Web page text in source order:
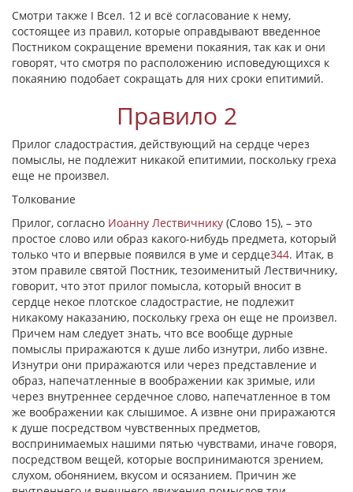
Смотри также I Всел. 12 и всё согласование к нему,
состоящее из правил, которые оправдывают введенное
Постником сокращение времени покаяния, так как и они
говорят, что смотря по расположению исповедующихся к
покаянию подобает сокращать для них сроки епитимий.
Правило 2
Прилог сладострастия, действующий на сердце через
помыслы, не подлежит никакой епитимии, поскольку греха
еще не произвел.
Толкование
Прилог, согласно Иоанну Лествичнику (Слово 15), – это
простое слово или образ какого-нибудь предмета, который
только что и впервые появился в уме и сердце344. Итак, в
этом правиле святой Постник, тезоименитый Лествичнику,
говорит, что этот прилог помысла, который вносит в
сердце некое плотское сладострастие, не подлежит
никакому наказанию, поскольку греха он еще не произвел.
Причем нам следует знать, что все вообще дурные
помыслы приражаются к душе либо изнутри, либо извне.
Изнутри они приражаются или через представление и
образ, напечатленные в воображении как зримые, или
через внутреннее сердечное слово, напечатленное в том
же воображении как слышимое. А извне они приражаются
к душе посредством чувственных предметов,
воспринимаемых нашими пятью чувствами, иначе говоря,
посредством вещей, которые воспринимаются зрением,
слухом, обонянием, вкусом и осязанием. Причин же